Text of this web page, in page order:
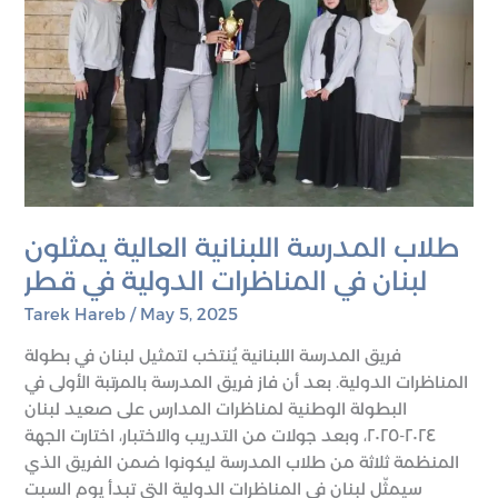
طلاب المدرسة اللبنانية العالية يمثلون
لبنان في المناظرات الدولية في قطر
Tarek Hareb/ May 5, 2025
فريق المدرسة اللبنانية يُنتخب لتمثيل لبنان في بطولة
المناظرات الدولية. بعد أن فاز فريق المدرسة بالمرتبة الأولى في
البطولة الوطنية لمناظرات المدارس على صعيد لبنان
٢٠٢٤-٢٠٢٥، وبعد جولات من التدريب والاختبار، اختارت الجهة
المنظمة ثلاثة من طلاب المدرسة ليكونوا ضمن الفريق الذي
سيمثّل لبنان في المناظرات الدولية التي تبدأ يوم السبت
في
قطر